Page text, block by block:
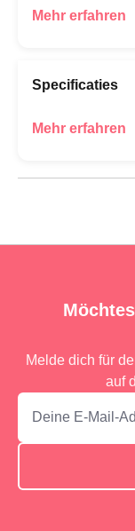
Mehr erfahren
Specificaties
Mehr erfahren
Melde dich für
auf